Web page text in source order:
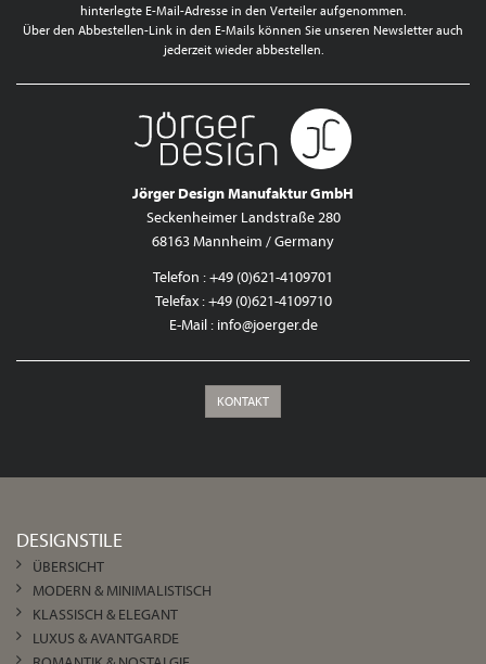
hinterlegte E-Mail-Adresse in den Verteiler aufgenommen.
Über den Abbestellen-Link in den E-Mails können Sie unseren Newsletter auch
jederzeit wieder abbestellen.
Jörger Design Manufaktur GmbH
Seckenheimer Landstraße 280
68163 Mannheim / Germany
Telefon : +49 (0)621-4109701
Telefax : +49 (0)621-4109710
E-Mail : info@joerger.de
KONTAKT
DESIGNSTILE
ÜBERSICHT
MODERN & MINIMALISTISCH
KLASSISCH & ELEGANT
LUXUS & AVANTGARDE